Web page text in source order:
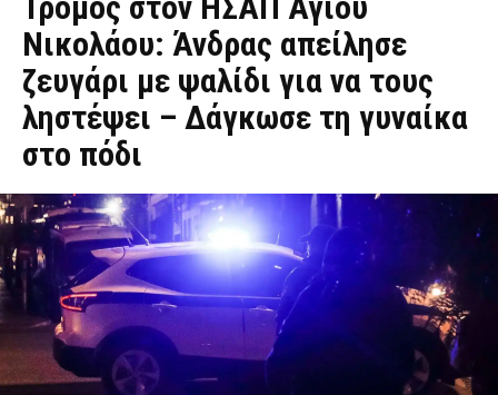
Νικολάου: Άνδρας απείλησε
ζευγάρι με ψαλίδι για να τους
ληστέψει – Δάγκωσε τη γυναίκα
στο πόδι